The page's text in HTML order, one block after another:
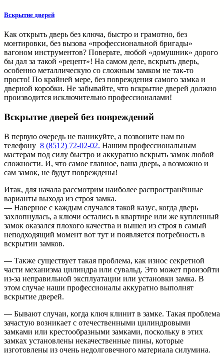
Вскрытие дверей
Как открыть дверь без ключа, быстро и грамотно, без
монтировки, без вызова «профессиональной бригады»
вагоном инструментов? Поверьте, любой «домушник» дорого
бы дал за такой «рецепт»! На самом деле, вскрыть дверь,
особенно металлическую со сложным замком не так-то
просто! По крайней мере, без повреждения самого замка и
дверной коробки. Не забывайте, что вскрытие дверей должно
производится исключительно профессионалами!
Вскрытие дверей без повреждений
В первую очередь не паникуйте, а позвоните нам по
телефону 8 (8512) 72-02-02. Нашим профессиональным
мастерам под силу быстро и аккуратно вскрыть замок любой
сложности. И, что самое главное, ваша дверь, а возможно и
сам замок, не будут повреждены!
Итак, для начала рассмотрим наиболее распространённые
варианты выхода из строя замка.
— Наверное с каждым случался такой казус, когда дверь
захлопнулась, а ключи остались в квартире или же купленный
замок оказался плохого качества и вышел из строя в самый
неподходящий момент вот тут и появляется потребность в
вскрытии замков.
— Также существует такая проблема, как износ секретной
части механизма цилиндра или сувальд. Это может произойти
из-за неправильной эксплуатации или установки замка. В
этом случае наши профессионалы аккуратно выполнят
вскрытие дверей.
— Бывают случаи, когда ключ клинит в замке. Такая проблема
зачастую возникает с отечественными цилиндровыми
замками или крестообразными замками, поскольку в этих
замках установлены некачественные пины, которые
изготовлены из очень недолговечного материала силумина.